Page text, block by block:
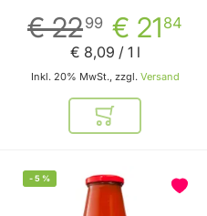
€ 21 84
€ 2299
Inkl. 20% MwSt., zzgl. Versand
€ 8,09 / 1 l
In den
-5 %